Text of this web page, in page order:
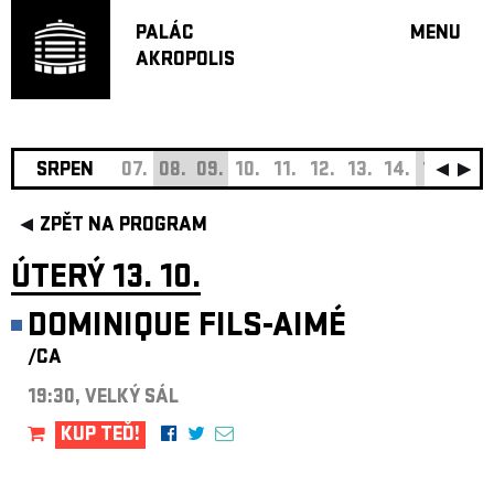
PALÁC
AKROPOLIS
MENU
JAZZ
SRPEN 07. 08. 09. 10. 11. 12. 13. 14. 15. 16.
ZPĚT NA PROGRAM
ÚTERÝ 13. 10.
DOMINIQUE FILS-AIMÉ
/CA
19:30, VELKÝ SÁL
KUP TEĎ!